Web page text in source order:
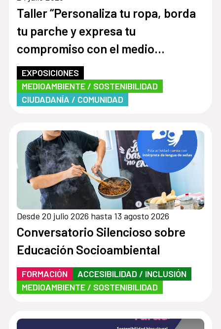
Taller “Personaliza tu ropa, borda
tu parche y expresa tu
compromiso con el medio
ambiente”
EXPOSICIONES
MEDIOAMBIENTE / SOSTENIBILIDAD
CIUDADANÍA / COMUNIDAD
Desde 20 julio 2026 hasta 13 agosto 2026
Conversatorio Silencioso sobre
Educación Socioambiental
FORMACIÓN
ACCESIBILIDAD / INCLUSIÓN
MEDIOAMBIENTE / SOSTENIBILIDAD